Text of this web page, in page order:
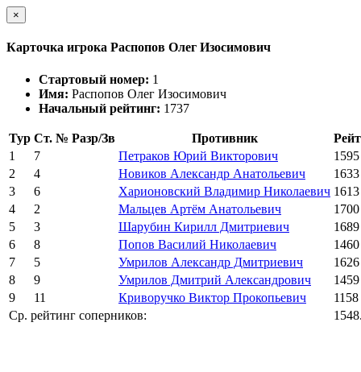
×
Карточка игрока Распопов Олег Изосимович
Стартовый номер: 1
Имя: Распопов Олег Изосимович
Начальный рейтинг: 1737
Тур Ст. № Разр/Зв Противник
1
7 Петраков Юрий Викторович
1595
2
4 Новиков Александр Анатольевич
1633
3
6 Харионовский Владимир Николаевич 1613
4
2 Мальцев Артём Анатольевич
1700
5
3 Шарубин Кирилл Дмитриевич
1689
6
8 Попов Василий Николаевич
1460
7
5 Умрилов Александр Дмитриевич
1626
8
9 Умрилов Дмитрий Александрович
1459
9
11 Криворучко Виктор Прокопьевич
1158
Ср. рейтинг соперников: